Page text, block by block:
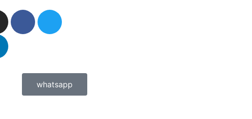
whatsapp